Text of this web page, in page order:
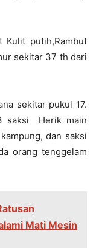
putih,Rambut
sekitar 37 th dari
sekitar pukul 17.
saksi Herik main
dan saksi
orang tenggelam
Mati Mesin